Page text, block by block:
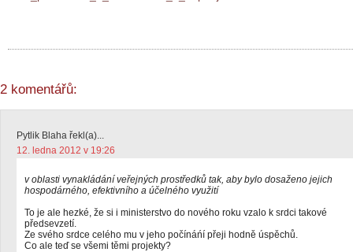
2 komentářů:
Pytlik Blaha řekl(a)...
12. ledna 2012 v 19:26
v oblasti vynakládání veřejných prostředků tak, aby bylo dosaženo jejich
hospodárného, efektivního a účelného využití
To je ale hezké, že si i ministerstvo do nového roku vzalo k srdci takové
předsevzetí.
Ze svého srdce celého mu v jeho počínáńí přeji hodně úspěchů.
Co ale teď se všemi těmi projekty?